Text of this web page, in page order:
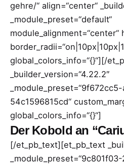
gehre/“ align=“center“
_module_preset=“default“
module_alignment=“center“
global_colors_info=“{}“][/
_builder_version=“4.22.2″
54c1596815cd“
global_colors_info=“{}“]
Der Kobold an
[/et_pb_text][et_pb_text